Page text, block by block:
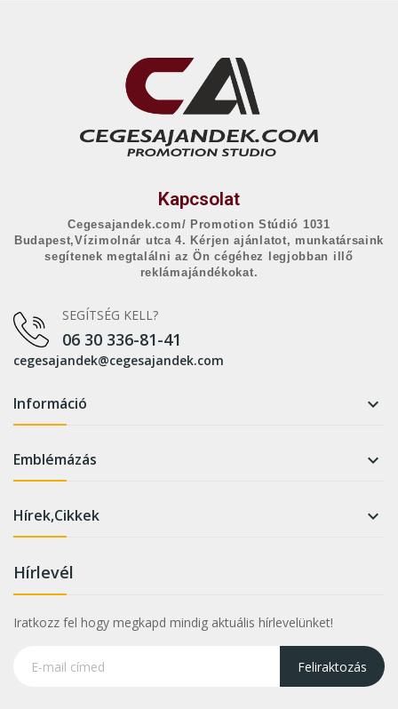
Kapcsolat
Cegesajandek.com/ Promotion Stúdió 1031
Budapest,Vízimolnár utca 4. Kérjen ajánlatot, munkatársaink
segítenek megtalálni az Ön cégéhez legjobban illő
reklámajándékokat.
SEGÍTSÉG KELL?
06 30 336-81-41
cegesajandek@cegesajandek.com
Információ 
Emblémázás 
Hírek,Cikkek 
Hírlevél
Iratkozz fel hogy megkapd mindig aktuális hírlevelünket!
Feliraktozás